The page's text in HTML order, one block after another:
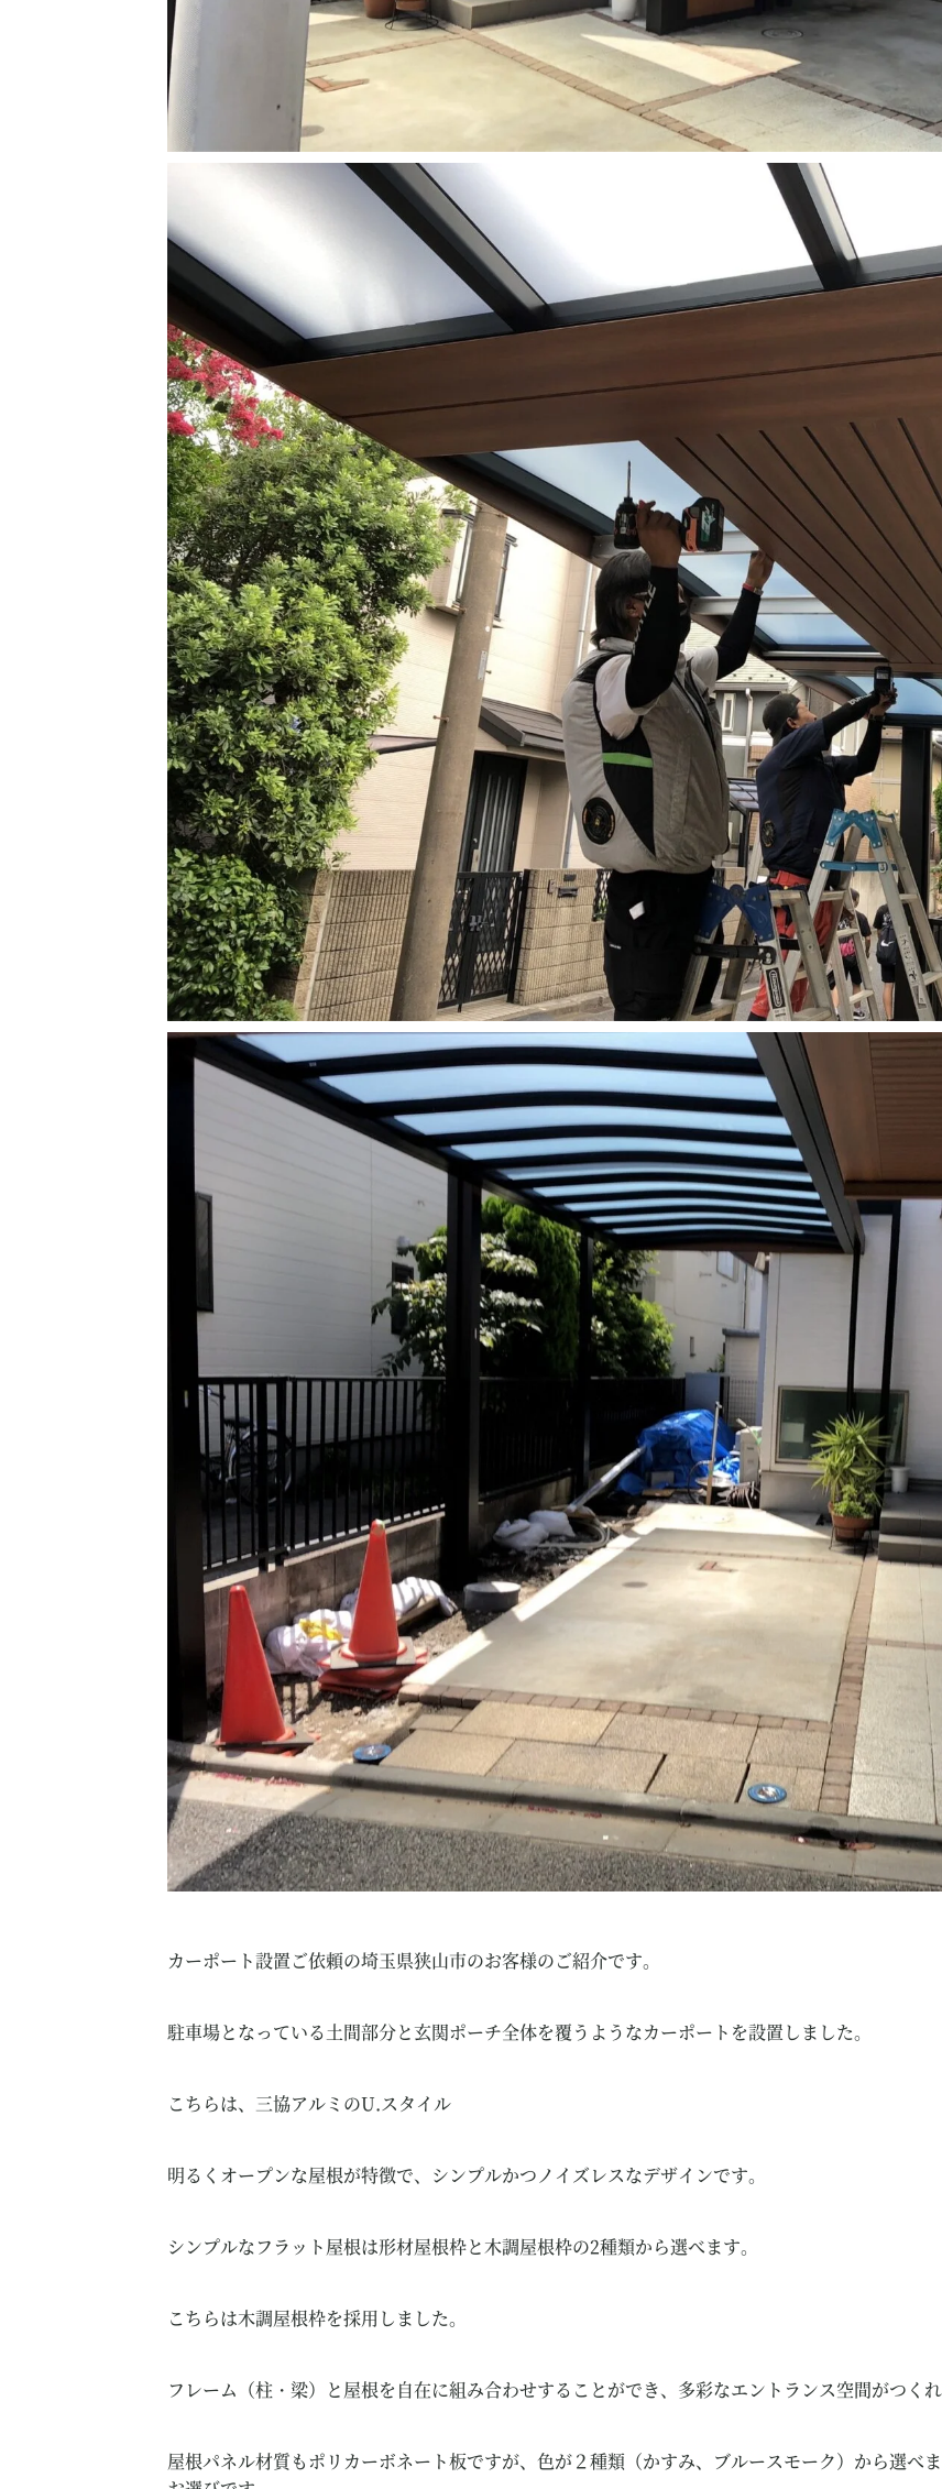
カーポート設置ご依頼の埼玉県狭山市のお客様のご紹介です。
駐車場となっている土間部分と玄関ポーチ全体を覆うようなカーポートを設置しました。
こちらは、三協アルミのU.スタイル
明るくオープンな屋根が特徴で、シンプルかつノイズレスなデザインです。
シンプルなフラット屋根は形材屋根枠と木調屋根枠の2種類から選べます。
こちらは木調屋根枠を採用しました。
フレーム（柱・梁）と屋根を自在に組み合わせすることができ、多彩なエントランス空間がつくれ
屋根パネル材質もポリカーボネート板ですが、色が２種類（かすみ、ブルースモーク）から選べ